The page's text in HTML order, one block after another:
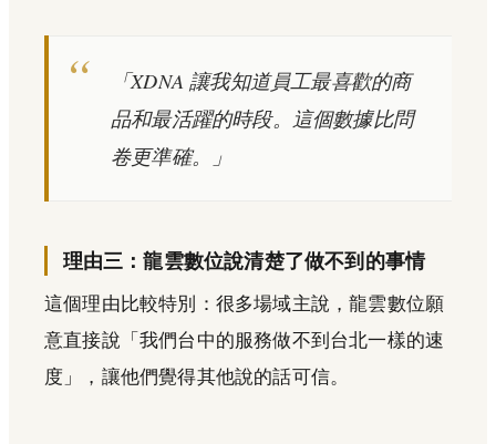
「XDNA 讓我知道員工最喜歡的商
品和最活躍的時段。這個數據比問
卷更準確。」
理由三：龍雲數位說清楚了做不到的事情
這個理由比較特別：很多場域主說，龍雲數位願
意直接說「我們台中的服務做不到台北一樣的速
度」，讓他們覺得其他說的話可信。